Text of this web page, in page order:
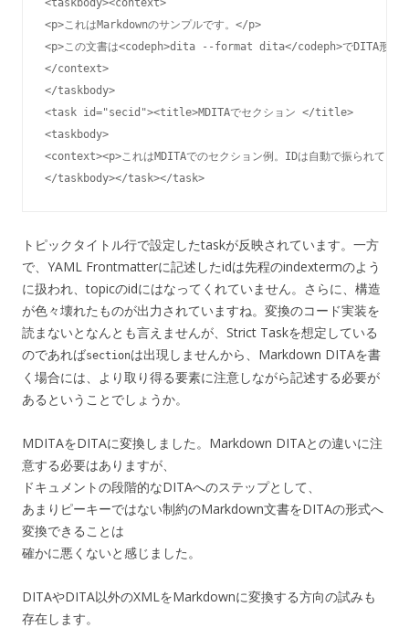
<p>これはMarkdownのサンプルです。</p>
<p>この文書は<codeph>dita --format dita</codeph>でDITA形式に
</context>
</taskbody>
<task id="secid"><title>MDITAでセクション </title>
<taskbody>
<context><p>これはMDITAでのセクション例。IDは自動で振られて
</taskbody></task></task>
トピックタイトル行で設定したtaskが反映されています。一方
で、YAML Frontmatterに記述したidは先程のindextermのよう
に扱われ、topicのidにはなってくれていません。さらに、構造
が色々壊れたものが出力されていますね。変換のコード実装を
読まないとなんとも言えませんが、Strict Taskを想定している
のであればsectionは出現しませんから、Markdown DITAを書
く場合には、より取り得る要素に注意しながら記述する必要が
あるということでしょうか。
MDITAをDITAに変換しました。Markdown DITAとの違いに注
意する必要はありますが、
ドキュメントの段階的なDITAへのステップとして、
あまりピーキーではない制約のMarkdown文書をDITAの形式へ
変換できることは
確かに悪くないと感じました。
DITAやDITA以外のXMLをMarkdownに変換する方向の試みも
存在します。